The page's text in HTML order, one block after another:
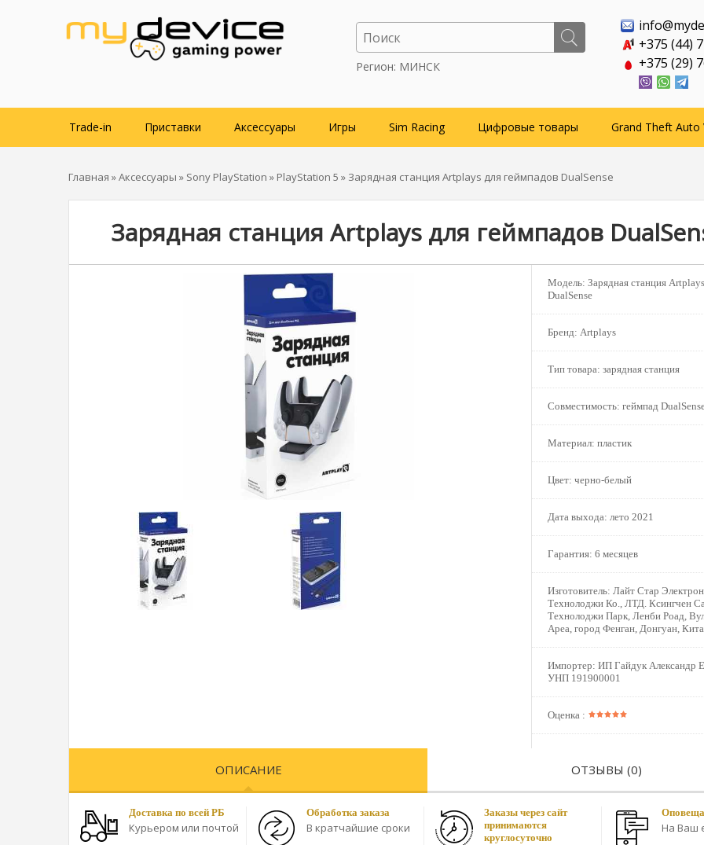
Регион: МИНСК
+375 (44)
+375 (29)
Trade-in Приставки Аксессуары Игры Sim Racing Цифровые товары Grand Theft Auto
Главная »Аксессуары » Sony PlayStation » PlayStation 5 » Зарядная станция Artplays для геймпадов DualSense
Зарядная станция Artplays для геймпадов
Модель: Зарядная станция Artplays
DualSense
Бренд: Artplays
Тип товара: зарядная станция
Совместимость: геймпад
Материал: пластик
Цвет: черно-белый
Дата выхода: лето 2021
Гарантия: 6 месяцев
Изготовитель: Лайт Стар
Технолоджи Ко., ЛТД. Ксингчен
Технолоджи Парк, Ленби Роад,
Ареа, город Фенган, Донгуан,
Импортер: ИП Гайдук Александр
УНП 191900001
Оценка :
ОПИСАНИЕ ОТЗЫВЫ (0)
Доставка по всей РБ
Курьером или почтой
Обработка заказа
В кратчайшие сроки
Заказы через сайт
принимаются
круглосуточно
На Ваш